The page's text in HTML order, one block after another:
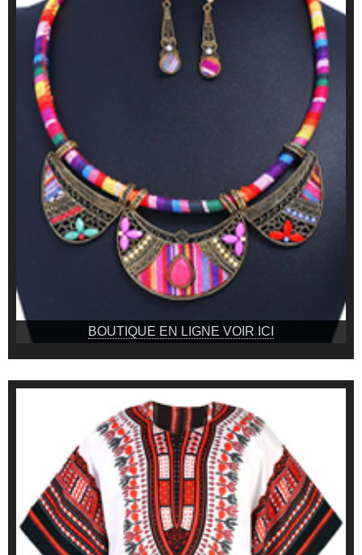
BOUTIQUE EN LIGNE VOIR ICI